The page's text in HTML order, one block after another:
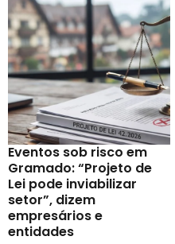
Eventos sob risco em
Gramado: “Projeto de
Lei pode inviabilizar
setor”, dizem
empresários e
entidades